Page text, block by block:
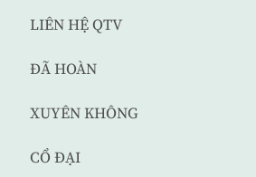
LIÊN HỆ QTV
ĐÃ HOÀN
XUYÊN KHÔNG
CỔ ĐẠI